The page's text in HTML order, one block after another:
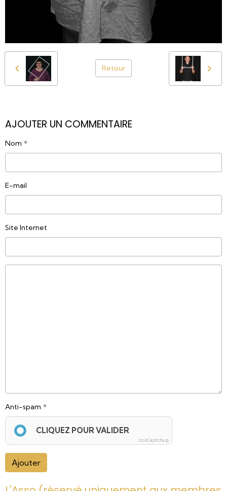
Retour
AJOUTER UN COMMENTAIRE
Nom
E-mail
Site Internet
Anti-spam
CLIQUEZ POUR VALIDER
IconCaptcha ©
Ajouter